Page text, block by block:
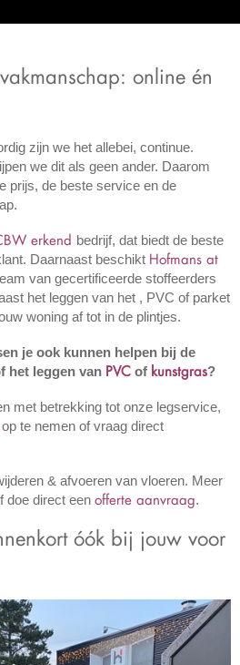
online én
zijn we het allebei, continue.
we dit als geen ander. Daarom
prijs, de beste service en de
erkend bedrijf, dat biedt de beste
Daarnaast beschikt Hofmans at
van gecertificeerde stoffeerders
het leggen van het , PVC of parket
woning af tot in de plintjes.
je ook kunnen helpen bij de
het leggen van PVC of kunstgras?
met betrekking tot onze legservice,
op te nemen of vraag direct
& afvoeren van vloeren. Meer
doe direct een offerte aanvraag.
óók bij jouw voor